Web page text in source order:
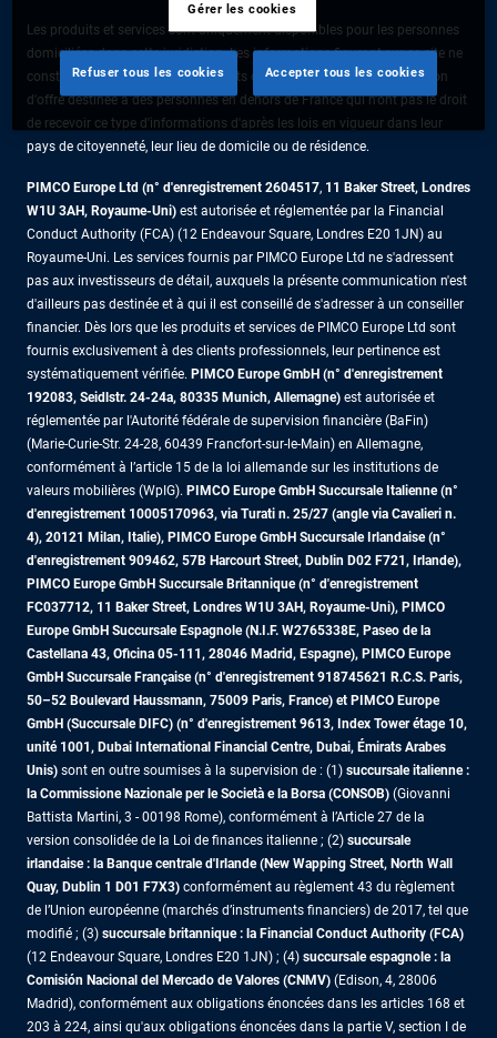
Les produits et services sont uniquement disponibles pour les personnes
domiciliées dans cette juridiction. Les informations figurant sur ce site ne
constituent pas une offre de produits ou de services ni une sollicitation
d'offre destinée à des personnes en dehors de France qui n'ont pas le droit
de recevoir ce type d'informations d'après les lois en vigueur dans leur
pays de citoyenneté, leur lieu de domicile ou de résidence.
PIMCO Europe Ltd (n° d'enregistrement 2604517, 11 Baker Street, Londres
W1U 3AH, Royaume-Uni) est autorisée et réglementée par la Financial
Conduct Authority (FCA) (12 Endeavour Square, Londres E20 1JN) au
Royaume-Uni. Les services fournis par PIMCO Europe Ltd ne s'adressent
pas aux investisseurs de détail, auxquels la présente communication n'est
d'ailleurs pas destinée et à qui il est conseillé de s'adresser à un conseiller
financier. Dès lors que les produits et services de PIMCO Europe Ltd sont
fournis exclusivement à des clients professionnels, leur pertinence est
systématiquement vérifiée. PIMCO Europe GmbH (n° d'enregistrement
192083, Seidlstr. 24-24a, 80335 Munich, Allemagne) est autorisée et
réglementée par l'Autorité fédérale de supervision financière (BaFin)
(Marie-Curie-Str. 24-28, 60439 Francfort-sur-le-Main) en Allemagne,
conformément à l’article 15 de la loi allemande sur les institutions de
valeurs mobilières (WpIG). PIMCO Europe GmbH Succursale Italienne (n°
d'enregistrement 10005170963, via Turati n. 25/27 (angle via Cavalieri n.
4), 20121 Milan, Italie), PIMCO Europe GmbH Succursale Irlandaise (n°
d'enregistrement 909462, 57B Harcourt Street, Dublin D02 F721, Irlande),
PIMCO Europe GmbH Succursale Britannique (n° d'enregistrement
FC037712, 11 Baker Street, Londres W1U 3AH, Royaume-Uni), PIMCO
Europe GmbH Succursale Espagnole (N.I.F. W2765338E, Paseo de la
Castellana 43, Oficina 05-111, 28046 Madrid, Espagne), PIMCO Europe
GmbH Succursale Française (n° d'enregistrement 918745621 R.C.S. Paris,
50–52 Boulevard Haussmann, 75009 Paris, France) et PIMCO Europe
GmbH (Succursale DIFC) (n° d'enregistrement 9613, Index Tower étage 10,
unité 1001, Dubai International Financial Centre, Dubai, Émirats Arabes
Unis) sont en outre soumises à la supervision de : (1) succursale italienne :
la Commissione Nazionale per le Società e la Borsa (CONSOB) (Giovanni
Battista Martini, 3 - 00198 Rome), conformément à l’Article 27 de la
version consolidée de la Loi de finances italienne ; (2) succursale
irlandaise : la Banque centrale d'Irlande (New Wapping Street, North Wall
Quay, Dublin 1 D01 F7X3) conformément au règlement 43 du règlement
de l’Union européenne (marchés d’instruments financiers) de 2017, tel que
modifié ; (3) succursale britannique : la Financial Conduct Authority (FCA)
(12 Endeavour Square, Londres E20 1JN) ; (4) succursale espagnole : la
Comisión Nacional del Mercado de Valores (CNMV) (Edison, 4, 28006
Madrid), conformément aux obligations énoncées dans les articles 168 et
203 à 224, ainsi qu'aux obligations énoncées dans la partie V, section I de
Gérer les cookies
Refuser tous les cookies Accepter tous les cookies